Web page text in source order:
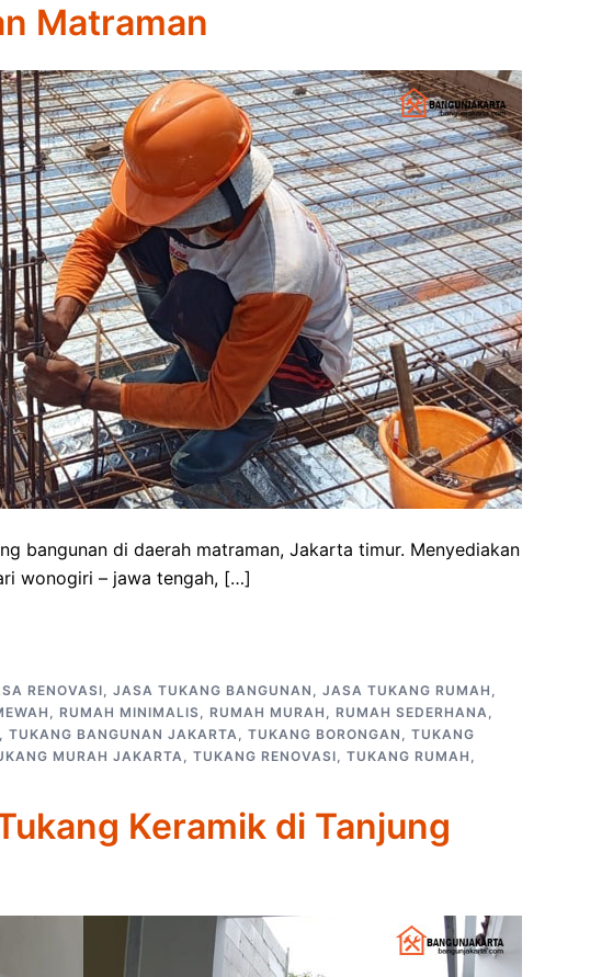
Matraman
bangunan di daerah matraman, Jakarta timur. Menyediakan
wonogiri – jawa tengah, […]
RENOVASI, JASA TUKANG BANGUNAN , JASA TUKANG RUMAH ,
, RUMAH MINIMALIS, RUMAH MURAH , RUMAH SEDERHANA,
, TUKANG BANGUNAN JAKARTA, TUKANG BORONGAN , TUKANG
MURAH JAKARTA, TUKANG RENOVASI, TUKANG RUMAH ,
Keramik di Tanjung